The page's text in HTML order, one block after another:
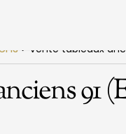
> Vente tableaux
91